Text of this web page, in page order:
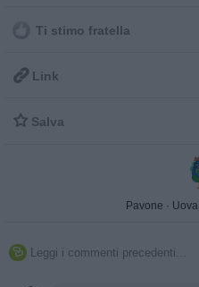
Ti stimo fratella
 Link
 Salva
Pavone · Uova
 Leggi i commenti precedenti...